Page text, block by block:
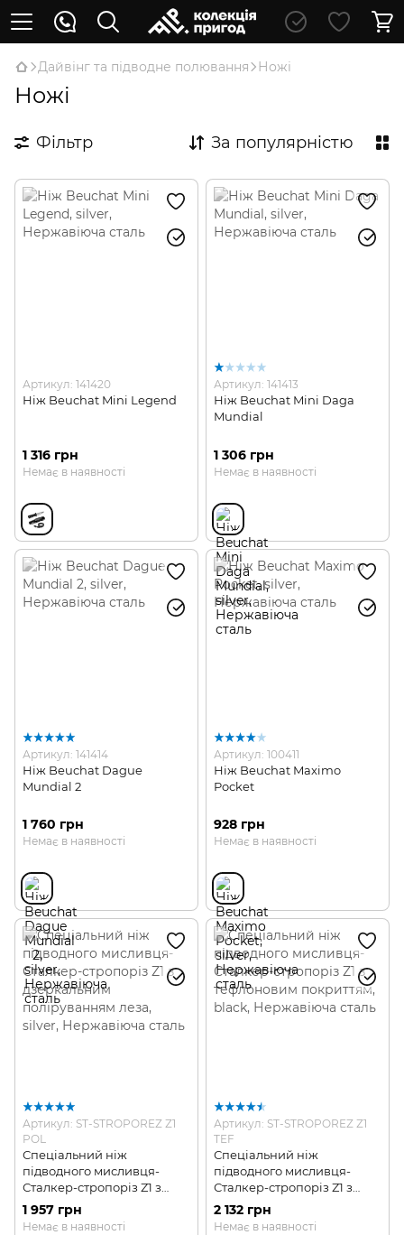
Дайвінг та підводне полювання Ножі
Ножі
Фільтр За популярністю
Артикул: 141420
Ніж Beuchat Mini Legend
1 316 грн
Немає в наявності
Артикул: 141413
Ніж Beuchat Mini Daga
Mundial
1 306 грн
Немає в наявності
Артикул: 141414
Ніж Beuchat Dague
Mundial 2
1 760 грн
Немає в наявності
Артикул: 100411
Ніж Beuchat Maximo
Pocket
928 грн
Немає в наявності
Артикул: ST-STROPOREZ Z1
POL
Спеціальний ніж
підводного мисливця-
Сталкер-стропоріз Z1 з
дзеркальним
поліруванням леза
1 957 грн
Немає в наявності
Артикул: ST-STROPOREZ Z1
TEF
Спеціальний ніж
підводного мисливця-
Сталкер-стропоріз Z1 з
тефлоновим покриттям
2 132 грн
Немає в наявності